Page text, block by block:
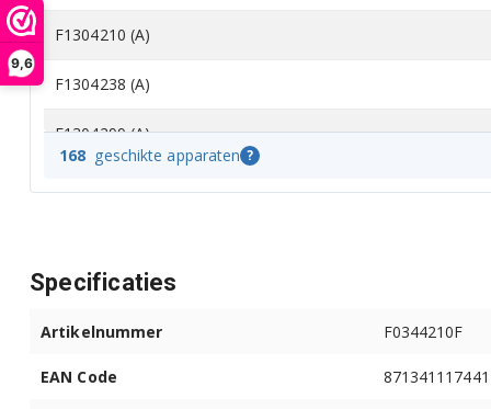
9,6
F1304210 (A)
F1304238 (A)
F1304299 (A)
F1307151 (A)
F1307151D (A)
F1307610 (A)
168 geschikte apparaten ?
Specificaties
Artikelnummer F0344210F
EAN Code